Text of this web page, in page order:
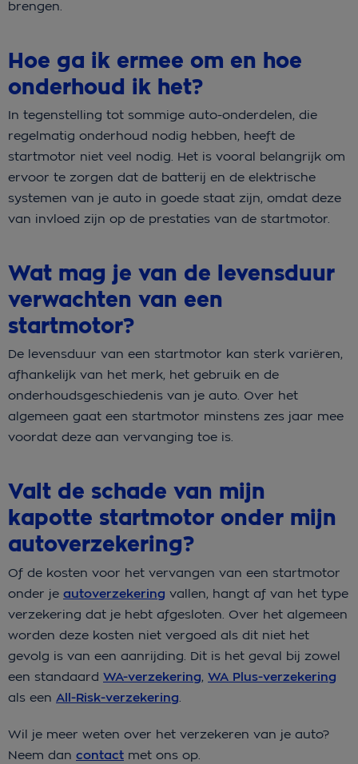
brengen.
Hoe ga ik ermee om en hoe
onderhoud ik het?
In tegenstelling tot sommige auto-onderdelen, die
regelmatig onderhoud nodig hebben, heeft de
startmotor niet veel nodig. Het is vooral belangrijk om
ervoor te zorgen dat de batterij en de elektrische
systemen van je auto in goede staat zijn, omdat deze
van invloed zijn op de prestaties van de startmotor.
Wat mag je van de levensduur
verwachten van een
startmotor?
De levensduur van een startmotor kan sterk variëren,
afhankelijk van het merk, het gebruik en de
onderhoudsgeschiedenis van je auto. Over het
algemeen gaat een startmotor minstens zes jaar mee
voordat deze aan vervanging toe is.
Valt de schade van mijn
kapotte startmotor onder mijn
autoverzekering?
Of de kosten voor het vervangen van een startmotor
onder je autoverzekering vallen, hangt af van het type
verzekering dat je hebt afgesloten. Over het algemeen
worden deze kosten niet vergoed als dit niet het
gevolg is van een aanrijding. Dit is het geval bij zowel
een standaard WA-verzekering, WA Plus-verzekering
als een All-Risk-verzekering
Wil je meer weten over het verzekeren van je auto?
Neem dan contact met ons op.